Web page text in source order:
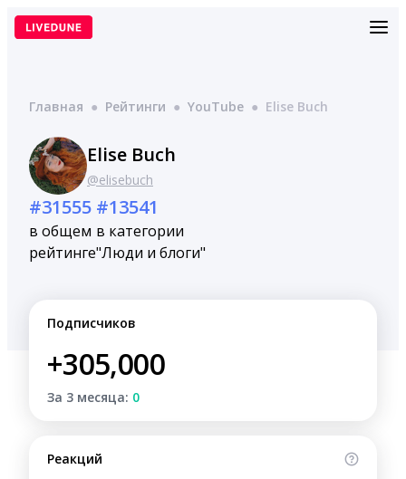
Перейти
Главная ● Рейтинги ● YouTube ● Elise Buch
Elise Buch
@elisebuch
#31555
в общем
рейтинге
#13541
в категории
"Люди и блоги"
Подписчиков
+305,000
За 3 месяца: 0
Реакций